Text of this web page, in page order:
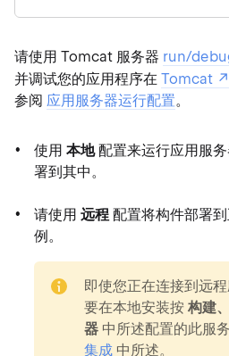
请使用 Tomcat 服务器 run/
并调试您的应用程序在Tomcat
参阅 应用服务器运行配置。
使用本地配置来运行应用服
署到其中。
请使用远程 配置将构件部署
例。
即使您正在连接到远
要在本地安装按构建
器 中所述配置的此服
集成 中所述。